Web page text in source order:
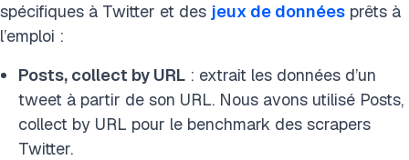
spécifiques à Twitter et des jeux de données prêts à
l’emploi :
Posts, collect by URL : extrait les données d’un
tweet à partir de son URL. Nous avons utilisé Posts,
collect by URL pour le benchmark des scrapers
Twitter.